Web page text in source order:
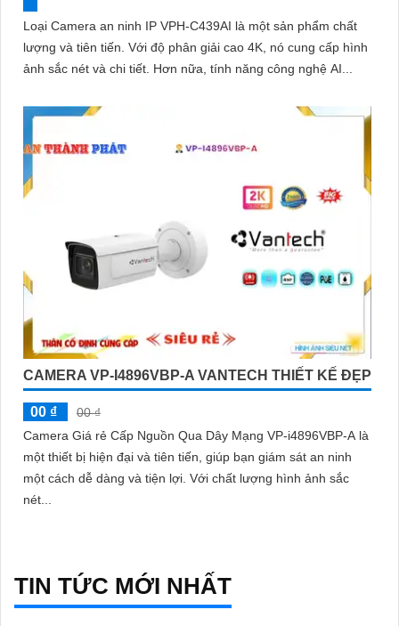
Loại Camera an ninh IP VPH-C439AI là một sản phẩm chất
lượng và tiên tiến. Với độ phân giải cao 4K, nó cung cấp hình
ảnh sắc nét và chi tiết. Hơn nữa, tính năng công nghệ AI...
CAMERA VP-I4896VBP-A VANTECH THIẾT KẾ ĐẸP
00 ₫
00 ₫
Camera Giá rẻ Cấp Nguồn Qua Dây Mạng VP-i4896VBP-A là
một thiết bị hiện đại và tiên tiến, giúp bạn giám sát an ninh
một cách dễ dàng và tiện lợi. Với chất lượng hình ảnh sắc
nét...
TIN TỨC MỚI NHẤT